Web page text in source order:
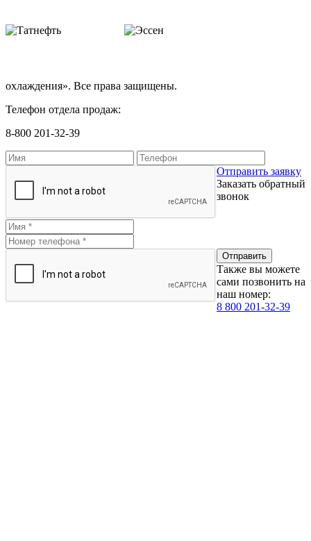
охлаждения». Все права защищены.
Телефон отдела продаж:
8-800 201-32-39
Отправить заявку
Заказать обратный
звонок
Также вы можете
сами позвонить на
наш номер:
8 800 201-32-39